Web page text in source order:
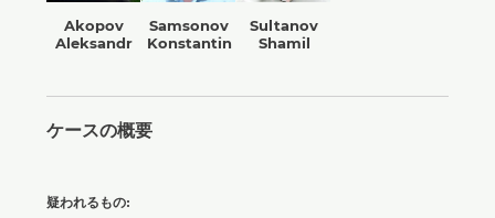
Akopov
Aleksandr
Samsonov
Konstantin
Sultanov
Shamil
ケースの概要
疑われるもの: